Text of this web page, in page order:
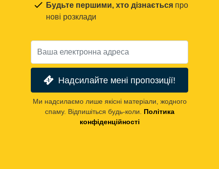
Будьте першими, хто дізнається про
нові розклади
Надсилайте мені пропозиції!
Ми надсилаємо лише якісні матеріали, жодного
спаму. Відпишіться будь-коли. Політика
конфіденційності